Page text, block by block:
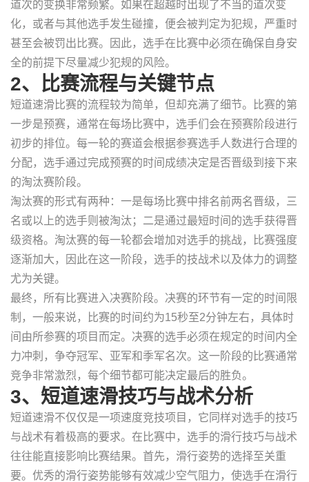
道次的变换非常频繁。如果在超越时出现了不当的道次变
化，或者与其他选手发生碰撞，便会被判定为犯规，严重时
甚至会被罚出比赛。因此，选手在比赛中必须在确保自身安
全的前提下尽量减少犯规的风险。
2、比赛流程与关键节点
短道速滑比赛的流程较为简单，但却充满了细节。比赛的第
一步是预赛，通常在每场比赛中，选手们会在预赛阶段进行
初步的排位。每一轮的赛道会根据参赛选手人数进行合理的
分配，选手通过完成预赛的时间成绩决定是否晋级到接下来
的淘汰赛阶段。
淘汰赛的形式有两种：一是每场比赛中排名前两名晋级，三
名或以上的选手则被淘汰；二是通过最短时间的选手获得晋
级资格。淘汰赛的每一轮都会增加对选手的挑战，比赛强度
逐渐加大，因此在这一阶段，选手的技战术以及体力的调整
尤为关键。
最终，所有比赛进入决赛阶段。决赛的环节有一定的时间限
制，一般来说，比赛的时间约为15秒至2分钟左右，具体时
间由所参赛的项目而定。决赛的选手必须在规定的时间内全
力冲刺，争夺冠军、亚军和季军名次。这一阶段的比赛通常
竞争非常激烈，每个细节都可能决定最后的胜负。
3、短道速滑技巧与战术分析
短道速滑不仅仅是一项速度竞技项目，它同样对选手的技巧
与战术有着极高的要求。在比赛中，选手的滑行技巧与战术
往往能直接影响比赛结果。首先，滑行姿势的选择至关重
要。优秀的滑行姿势能够有效减少空气阻力，使选手在滑行